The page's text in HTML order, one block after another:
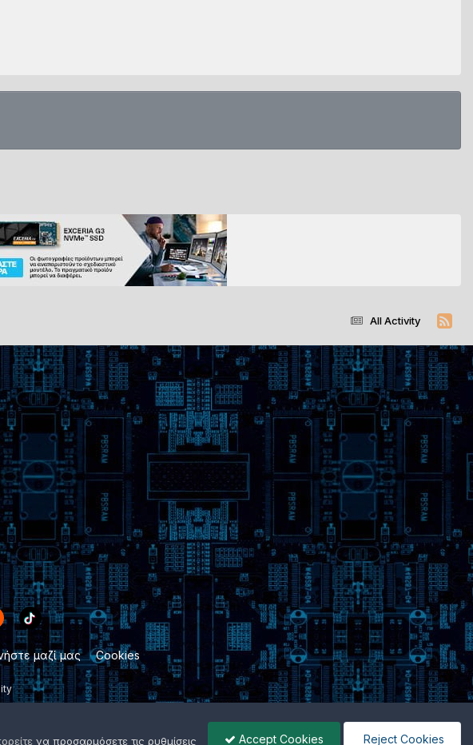
All Activity
μαζί μας Cookies
να προσαρμόσετε τις ρυθμίσεις Accept Cookies Reject Cookies